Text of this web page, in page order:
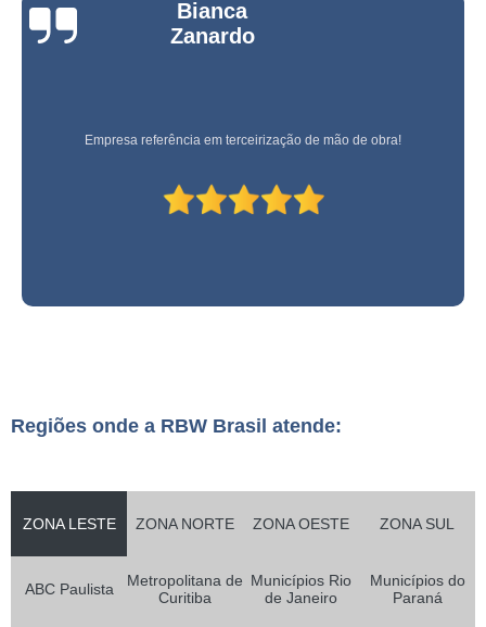
Bianca
Zanardo
Empresa referência em terceirização de mão de obra!
Regiões onde a RBW Brasil atende:
ZONA LESTE ZONA NORTE ZONA OESTE ZONA SUL
ABC Paulista
Metropolitana de
Curitiba
Municípios Rio
de Janeiro
Municípios do
Paraná